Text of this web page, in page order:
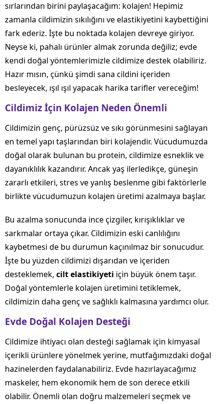
sırlarından birini paylaşacağım: kolajen! Hepimiz
zamanla cildimizin sıkılığını ve elastikiyetini kaybettiğini
fark ederiz. İşte bu noktada kolajen devreye giriyor.
Neyse ki, pahalı ürünler almak zorunda değiliz; evde
kendi doğal yöntemlerimizle cildimize destek olabiliriz.
Hazır mısın, çünkü şimdi sana cildini içeriden
besleyecek, ışıl ışıl yapacak harika tarifler vereceğim!
Cildimiz İçin Kolajen Neden Önemli
Cildimizin genç, pürüzsüz ve sıkı görünmesini sağlayan
en temel yapı taşlarından biri kolajendir. Vücudumuzda
doğal olarak bulunan bu protein, cildimize esneklik ve
dayanıklılık kazandırır. Ancak yaş ilerledikçe, güneşin
zararlı etkileri, stres ve yanlış beslenme gibi faktörlerle
birlikte vücudumuzun kolajen üretimi azalmaya başlar.
Bu azalma sonucunda ince çizgiler, kırışıklıklar ve
sarkmalar ortaya çıkar. Cildimizin eski canlılığını
kaybetmesi de bu durumun kaçınılmaz bir sonucudur.
İşte bu yüzden cildimizi dışarıdan ve içeriden
desteklemek, cilt elastikiyeti için büyük önem taşır.
Doğal yöntemlerle kolajen üretimini tetiklemek,
cildimizin daha genç ve sağlıklı kalmasına yardımcı olur.
Evde Doğal Kolajen Desteği
Cildimize ihtiyacı olan desteği sağlamak için kimyasal
içerikli ürünlere yönelmek yerine, mutfağımızdaki doğal
hazinelerden faydalanabiliriz. Evde hazırlayacağımız
maskeler, hem ekonomik hem de son derece etkili
olabilir. Önemli olan doğru malzemeleri seçmek ve